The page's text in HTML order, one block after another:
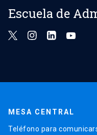
Escuela de
MESA CENTRAL
Teléfono para